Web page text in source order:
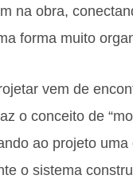
na obra,
forma muito
vem de
o conceito de
ao projeto
o sistema